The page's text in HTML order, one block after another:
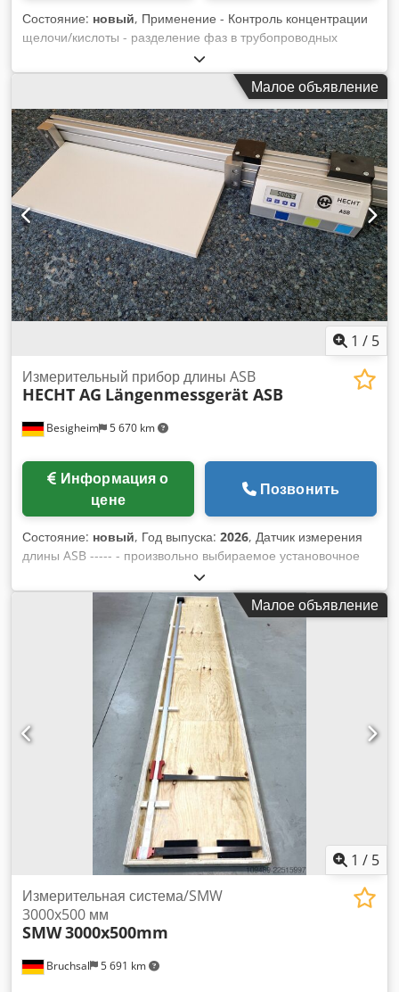
Состояние: новый, Применение - Контроль концентрации
щелочи/кислоты - разделение фаз в трубопроводных
системах - контроль и управление системами очистки
бутылок - контроль продукции на пивоварнях, молочных
заводах и в производстве напитков - контроль системы CIP
Диапазон измерений 100 мкСм/см - 2000 мСм/см Dwedsh
Ruk Iepfx An Nsa Температура процесса макс. 140°C (макс.
30 мин.) 284°F (макс. 30 мин.) Давление процесса макс. 12
бар (90°C) (174 psi(194°F))
Малое объявление
1 / 5
Besigheim 5 670 km
Измерительный прибор длины ASB
HECHT AG Längenmessgerät ASB
цене
Позвонить
Состояние: новый, Год выпуска: 2026, Датчик измерения
длины ASB ----- - произвольно выбираемое установочное
значение - переключение между абсолютным и
относительным режимами измерения - удобство
считывания показаний благодаря цифровому дисплею -
автоматическое отключение дисплея - минимальные
затраты на установку Технические характеристики Датчик
измерения длины ASB Диапазон измерений: ASB: 1000 мм
– 6000 мм Djdozr U Nbjpfx An Nswa Точность: +/- 0,1 мм на
3000 мм Разрешение: ± 0,01 мм
Малое объявление
1 / 5
Bruchsal 5 691 km
Измерительная система/SMW
3000x500 мм
SMW3000x500mm